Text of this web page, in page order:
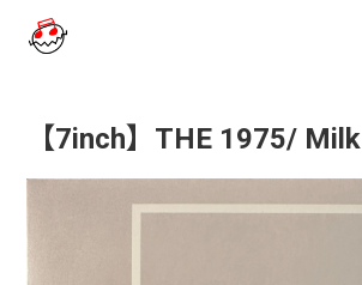
【7inch】THE 1975/ Milk